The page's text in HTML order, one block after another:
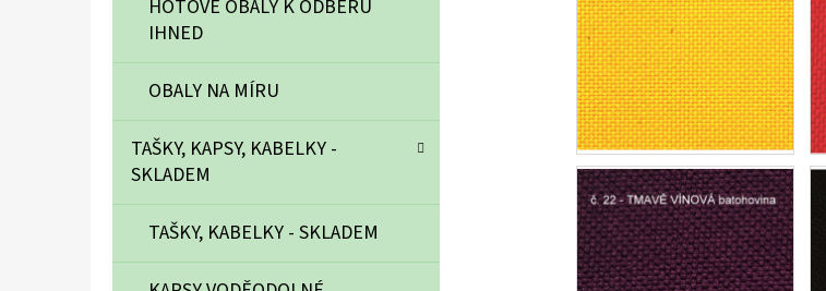
HOTOVÉ OBALY K ODBĚRU
IHNED
OBALY NA MÍRU
TAŠKY, KAPSY, KABELKY -
SKLADEM
TAŠKY, KABELKY - SKLADEM
ZÁDOVOU KAPSOU - MOTIV NA VÝBĚR
1 950 Kč
SKLADEM - BATOH ZELENÉ KVĚTY S KAPSAMI